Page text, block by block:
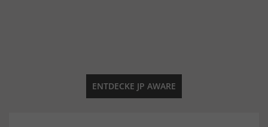
ENTDECKE JP AWARE